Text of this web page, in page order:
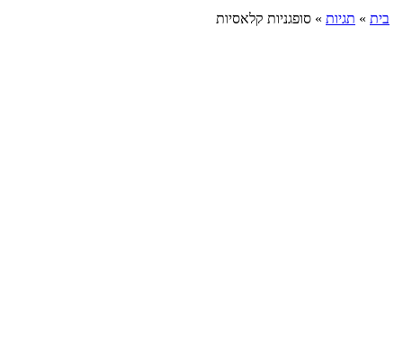
בית » תגיות » סופגניות קלאסיות